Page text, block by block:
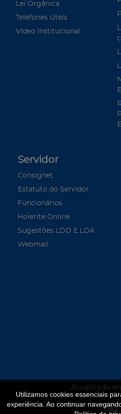
Utilizamos cookies essenciais
experiência. Ao continuar
Lei Orgânica
Telefones Úteis
Vídeo Institucional
Servidor
Consignet
Estatuto do Servidor
Funcionários
Holerite Online
Sugestões LDO E LOA
Webmail
Atualizado